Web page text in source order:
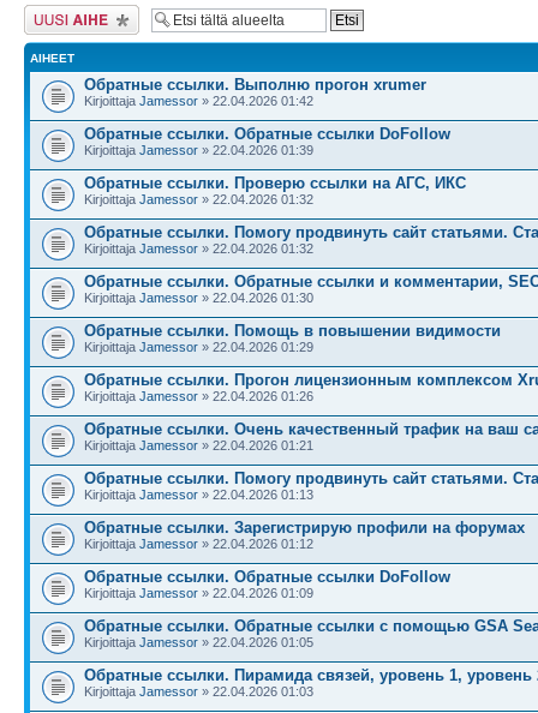
Lähetä uusi viesti
AIHEET
Обратные ссылки. Выполню прогон xrumer
Kirjoittaja Jamessor » 22.04.2026 01:42
Обратные ссылки. Обратные ссылки DoFollow
Kirjoittaja Jamessor » 22.04.2026 01:39
Обратные ссылки. Проверю ссылки на АГС, ИКС
Kirjoittaja Jamessor » 22.04.2026 01:32
Обратные ссылки. Помогу продвинуть сайт статьями.
Kirjoittaja Jamessor » 22.04.2026 01:32
Обратные ссылки. Обратные ссылки и комментарии,
Kirjoittaja Jamessor » 22.04.2026 01:30
Обратные ссылки. Помощь в повышении видимости
Kirjoittaja Jamessor » 22.04.2026 01:29
Обратные ссылки. Прогон лицензионным комплексом
Kirjoittaja Jamessor » 22.04.2026 01:26
Обратные ссылки. Очень качественный трафик на ваш
Kirjoittaja Jamessor » 22.04.2026 01:21
Обратные ссылки. Помогу продвинуть сайт статьями.
Kirjoittaja Jamessor » 22.04.2026 01:13
Обратные ссылки. Зарегистрирую профили на форумах
Kirjoittaja Jamessor » 22.04.2026 01:12
Обратные ссылки. Обратные ссылки DoFollow
Kirjoittaja Jamessor » 22.04.2026 01:09
Обратные ссылки. Обратные ссылки с помощью GSA
Kirjoittaja Jamessor » 22.04.2026 01:05
Обратные ссылки. Пирамида связей, уровень 1, уровень
Kirjoittaja Jamessor » 22.04.2026 01:03